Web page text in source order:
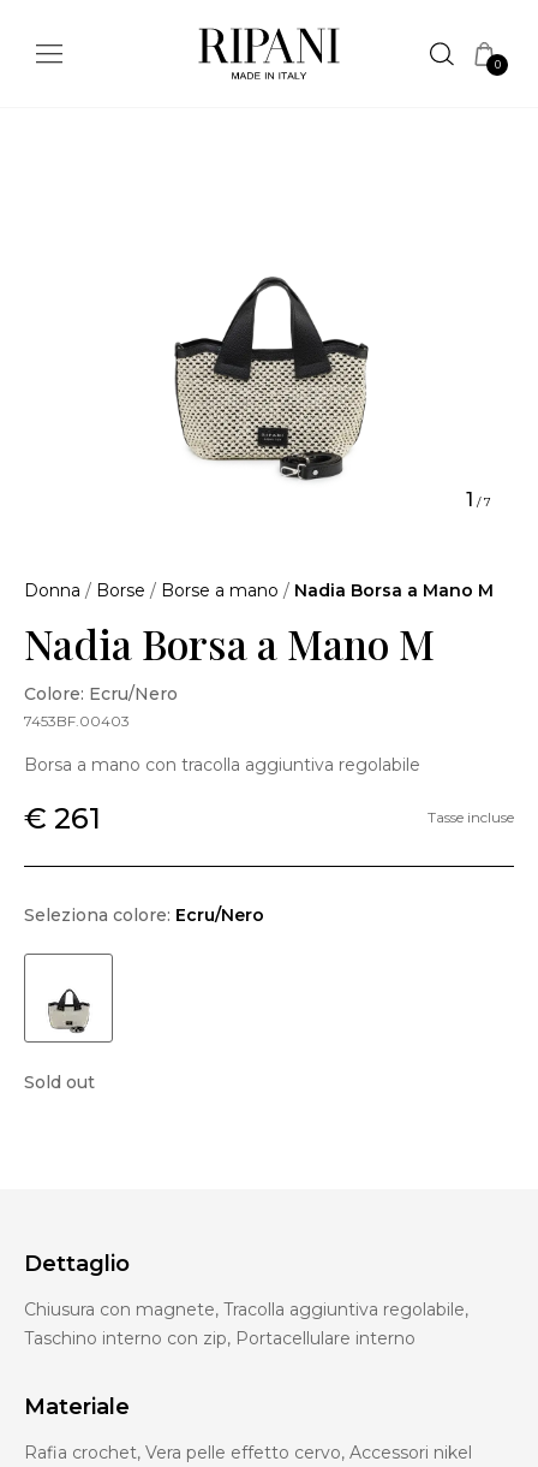
0
1 /7
Donna / Borse / Borse a mano / Nadia Borsa a Mano M
Nadia Borsa a Mano M
Colore: Ecru/Nero
7453BF.00403
Borsa a mano con tracolla aggiuntiva regolabile
€ 261 Tasse incluse
Seleziona colore: Ecru/Nero
Sold out
Dettaglio
Chiusura con magnete, Tracolla aggiuntiva regolabile,
Taschino interno con zip, Portacellulare interno
Materiale
Rafia crochet, Vera pelle effetto cervo, Accessori nikel